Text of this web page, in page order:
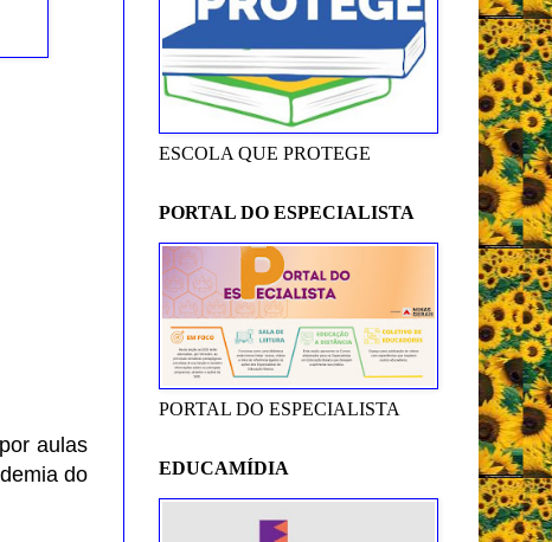
aulas
do
ESCOLA QUE PROTEGE
PORTAL DO ESPECIALISTA
PORTAL DO ESPECIALISTA
EDUCAMÍDIA